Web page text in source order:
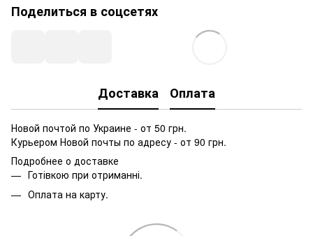
Поделиться в соцсетях
Доставка Оплата
Новой почтой по Украине - от 50 грн.
Курьером Новой почты по адресу - от 90 грн.
Подробнее о доставке
Готівкою при отриманні.
Оплата на карту.